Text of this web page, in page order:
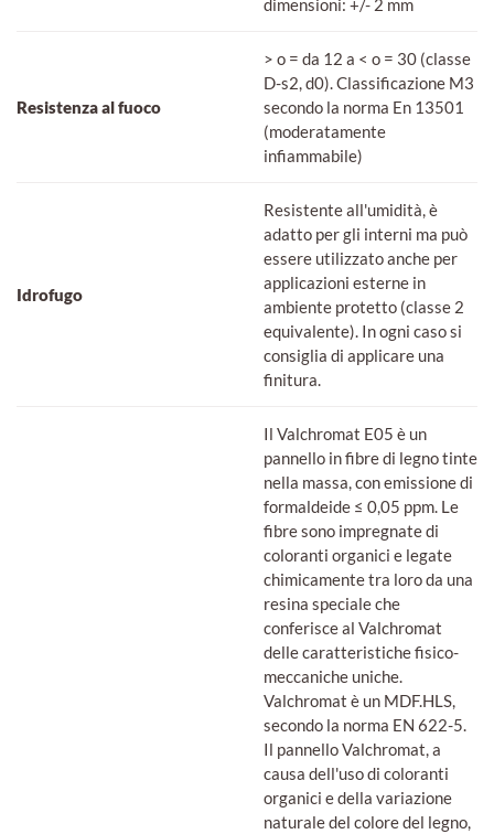
dimensioni: +/- 2 mm
Resistenza al fuoco
> o = da 12 a < o = 30 (classe
D-s2, d0). Classificazione M3
secondo la norma En 13501
(moderatamente
infiammabile)
Idrofugo
Resistente all'umidità, è
adatto per gli interni ma può
essere utilizzato anche per
applicazioni esterne in
ambiente protetto (classe 2
equivalente). In ogni caso si
consiglia di applicare una
finitura.
Il Valchromat E05 è un
pannello in fibre di legno tinte
nella massa, con emissione di
formaldeide ≤ 0,05 ppm. Le
fibre sono impregnate di
coloranti organici e legate
chimicamente tra loro da una
resina speciale che
conferisce al Valchromat
delle caratteristiche fisico-
meccaniche uniche.
Valchromat è un MDF.HLS,
secondo la norma EN 622-5.
Il pannello Valchromat, a
causa dell'uso di coloranti
organici e della variazione
naturale del colore del legno,